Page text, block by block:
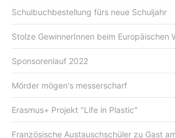
Schulbuchbestellung fürs neue Schuljahr
Stolze GewinnerInnen beim Europäischen
Sponsorenlauf 2022
Mörder mögen's messerscharf
Erasmus+ Projekt "Life in Plastic"
Französische Austauschschüler zu Gast